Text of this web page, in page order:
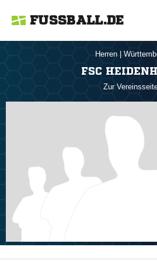
FUSSBALL.DE
Herren
FSC
Zur